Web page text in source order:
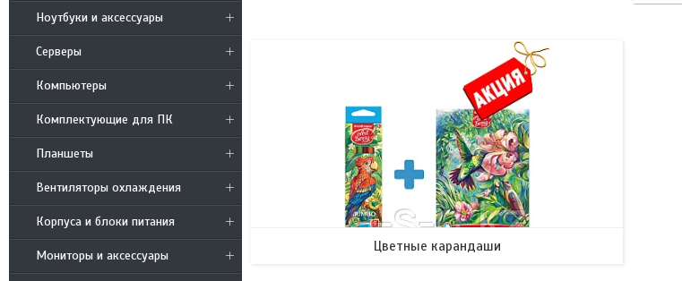
Ноутбуки и аксессуары
Cерверы
Компьютеры
Комплектующие для ПК
Планшеты
Вентиляторы охлаждения
Корпуса и блоки питания
Мониторы и аксессуары
Цветные карандаши